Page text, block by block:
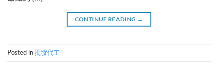
CONTINUE READING →
Posted in批發代工